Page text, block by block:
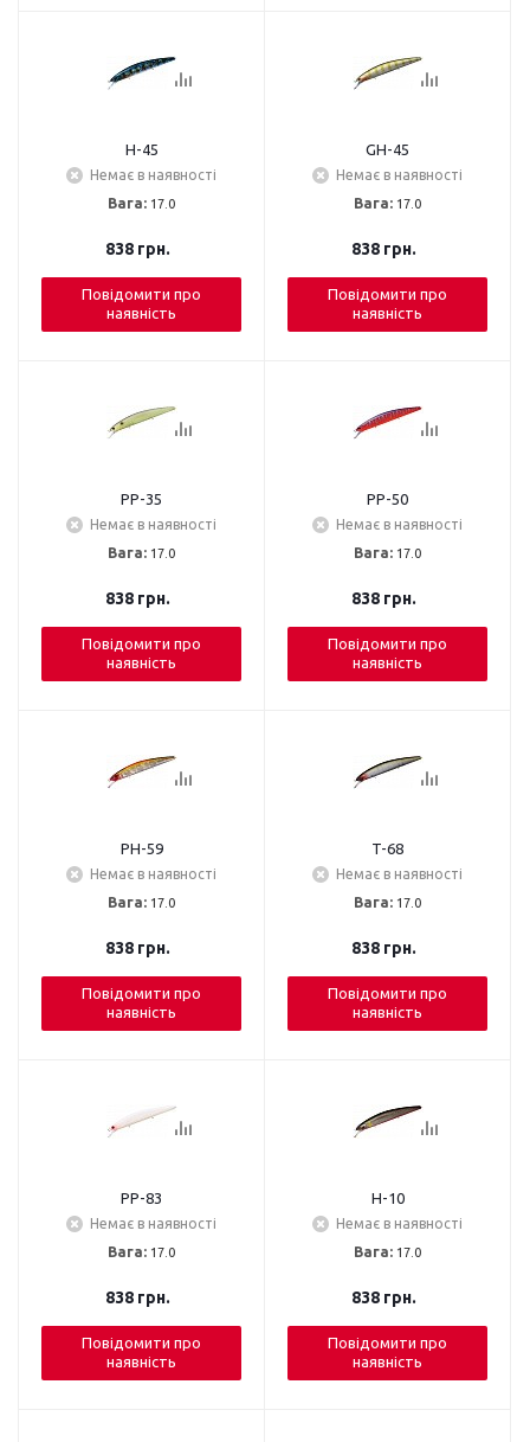
H-45
Немає в наявності
Вага: 17.0
838грн.
Повідомити про
наявність
GH-45
Немає в наявності
Вага: 17.0
838грн.
Повідомити про
наявність
PP-35
Немає в наявності
Вага: 17.0
838грн.
Повідомити про
наявність
PP-50
Немає в наявності
Вага: 17.0
838грн.
Повідомити про
наявність
PH-59
Немає в наявності
Вага: 17.0
838грн.
Повідомити про
наявність
T-68
Немає в наявності
Вага: 17.0
838грн.
Повідомити про
наявність
PP-83
Немає в наявності
Вага: 17.0
838грн.
Повідомити про
наявність
H-10
Немає в наявності
Вага: 17.0
838грн.
Повідомити про
наявність